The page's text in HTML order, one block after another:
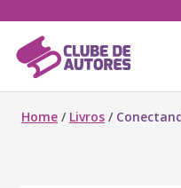
Home / Livros /